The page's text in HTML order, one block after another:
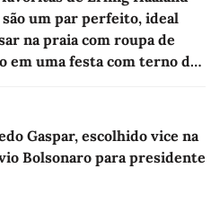
são um par perfeito, ideal
na praia com roupa de
em uma festa com terno de
Gaspar, escolhido vice na
Bolsonaro para presidente